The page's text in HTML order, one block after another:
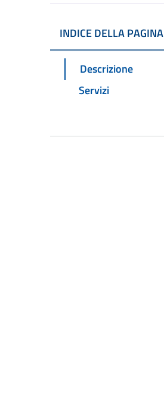
INDICE DELLA PAGINA
Descrizione
Servizi